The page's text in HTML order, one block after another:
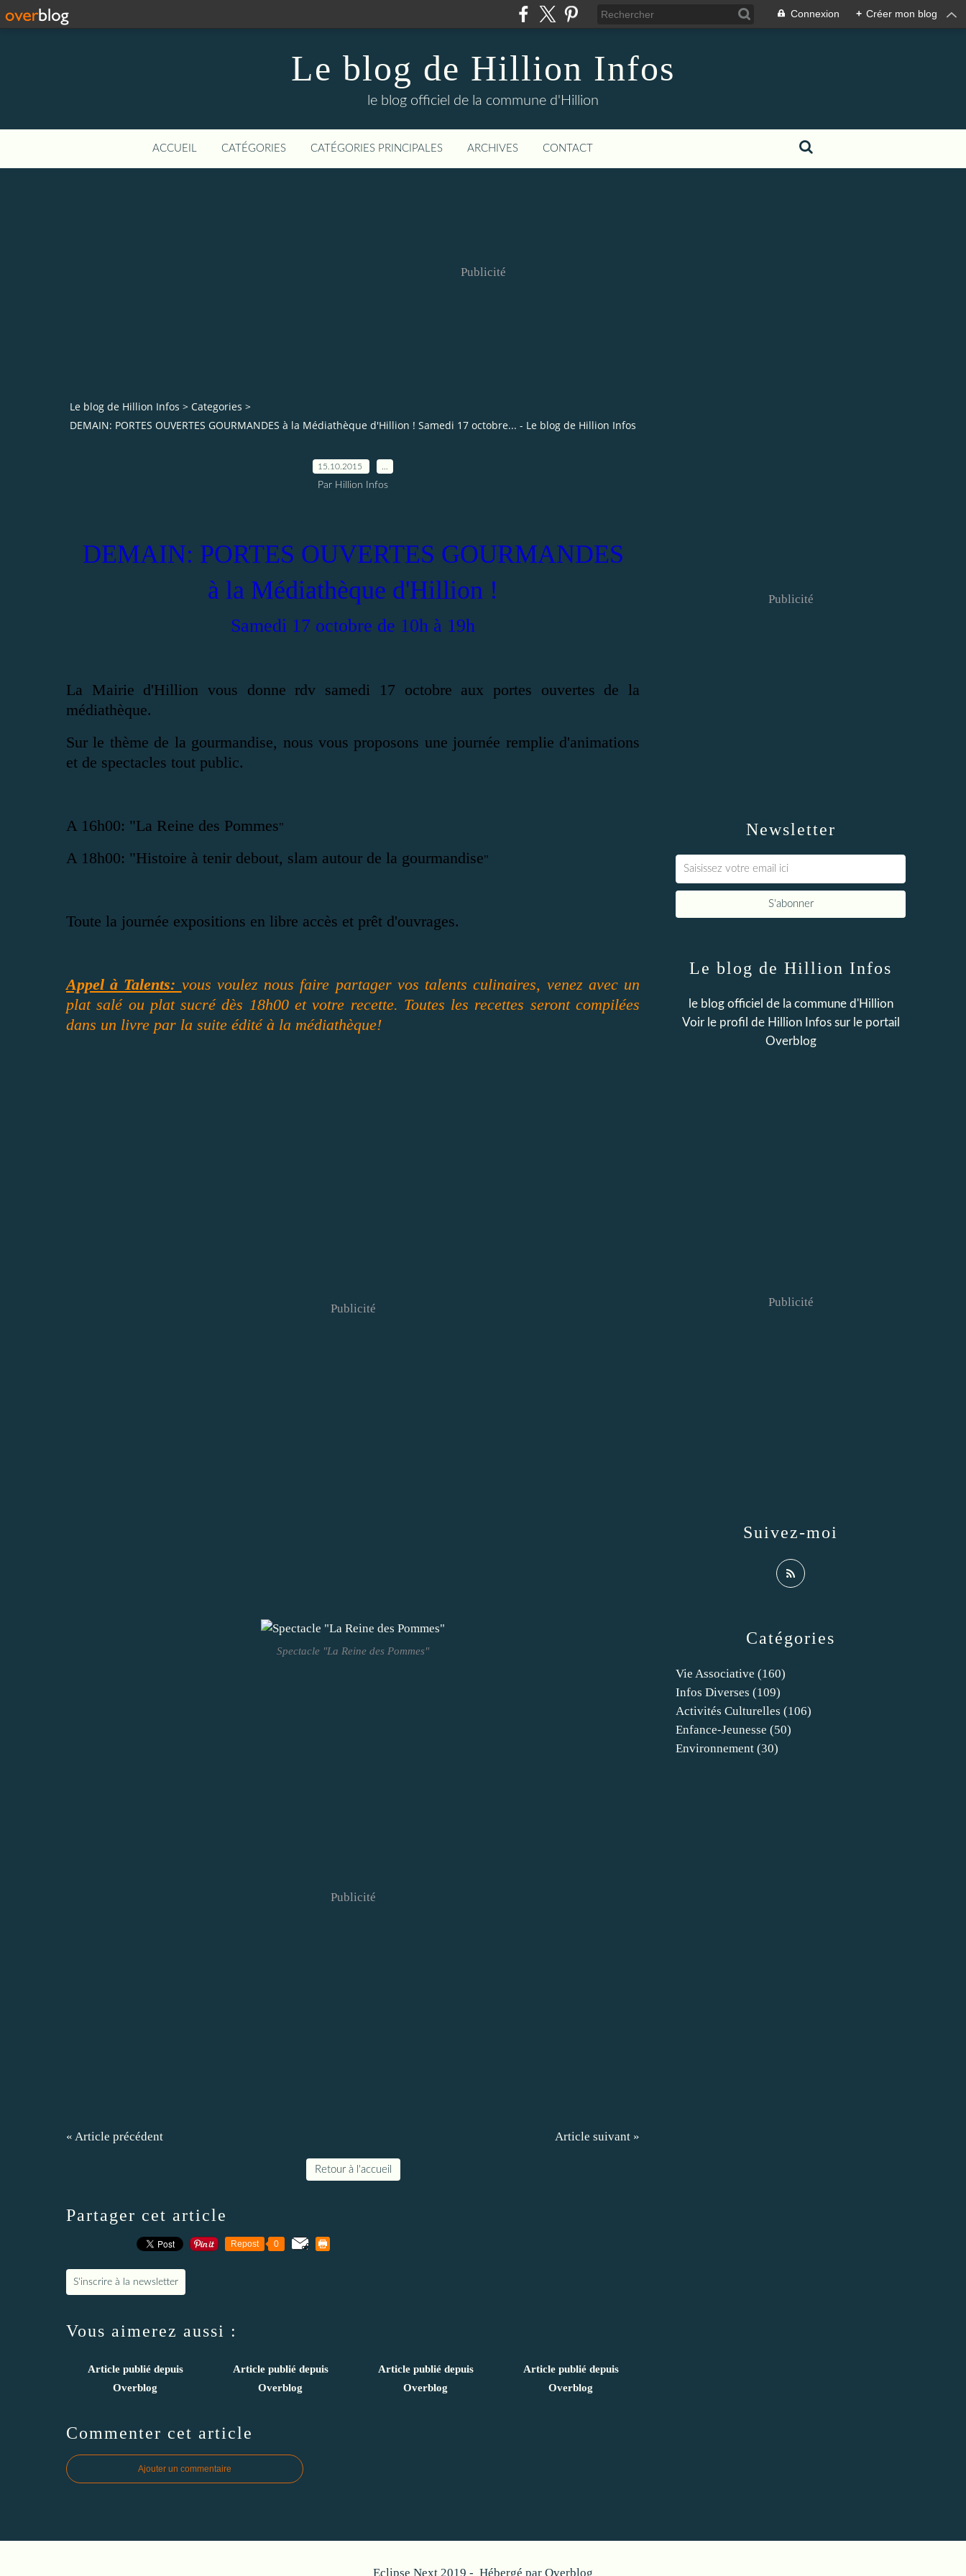
Connexion + Créer mon blog
Le blog de Hillion Infos
le blog officiel de la commune d'Hillion
ACCUEIL CATÉGORIES CATÉGORIES PRINCIPALES ARCHIVES CONTACT
Publicité
Le blog de Hillion Infos > Categories >
DEMAIN: PORTES OUVERTES GOURMANDES à la Médiathèque d'Hillion ! Samedi 17 octobre... - Le blog de Hillion Infos
15.10.2015
Par Hillion Infos
DEMAIN: PORTES OUVERTES GOURMANDES
à la Médiathèque d'Hillion !
Samedi 17 octobre de 10h à 19h
La Mairie d'Hillion vous donne rdv samedi 17 octobre aux portes ouvertes de la
médiathèque.
Sur le thème de la gourmandise, nous vous proposons une journée remplie d'animations
et de spectacles tout public.
A 16h00: "La Reine des Pommes"
A 18h00: "Histoire à tenir debout, slam autour de la gourmandise"
Toute la journée expositions en libre accès et prêt d'ouvrages.
Appel à Talents: vous voulez nous faire partager vos talents culinaires, venez avec un
plat salé ou plat sucré dès 18h00 et votre recette. Toutes les recettes seront compilées
dans un livre par la suite édité à la médiathèque!
Publicité
Spectacle "La Reine des Pommes"
Publicité
« Article précédent Article suivant »
Retour à l'accueil
Partager cet article
Repost 0
S'inscrire à la newsletter
Vous aimerez aussi :
Article publié depuis
Overblog
Article publié depuis
Overblog
Article publié depuis
Overblog
Article publié depuis
Overblog
Commenter cet article
Ajouter un commentaire
Newsletter
Publicité
Catégories
Vie Associative (160)
Infos Diverses (109)
Activités Culturelles (106)
Enfance-Jeunesse (50)
Environnement (30)
Le blog de Hillion Infos
le blog officiel de la commune d'Hillion
Voir le profil de Hillion Infossur le portail
Overblog
Suivez-moi
Publicité
Eclipse Next 2019 - Hébergé par Overblog